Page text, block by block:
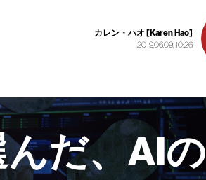
カレン・ハオ [Karen Hao]
2019.06.09, 10:26
だ、AIの